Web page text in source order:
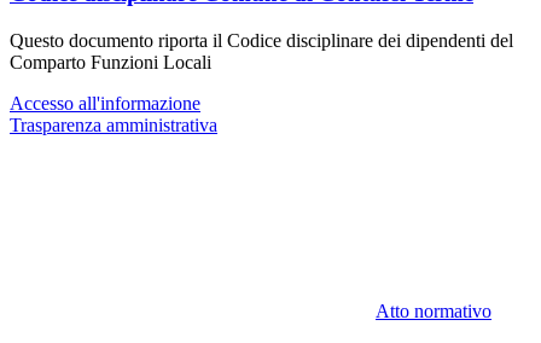
Questo documento riporta il Codice disciplinare dei dipendenti del
Comparto Funzioni Locali
Accesso all'informazione
Trasparenza amministrativa
Atto normativo